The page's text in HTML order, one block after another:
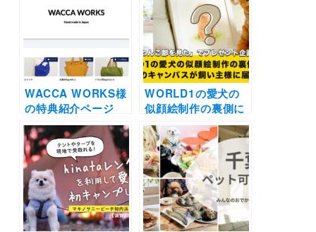
WACCA WORKS様
の特典紹介ページ
【インターペット
2021】
WORLD1の愛犬の
似顔絵制作の裏側に
密着！『似顔絵は想
い出の保管庫』作家
さんの想いを取材し
ました |〜真っ白の
キャンバスが飼い主
様に届くまで〜